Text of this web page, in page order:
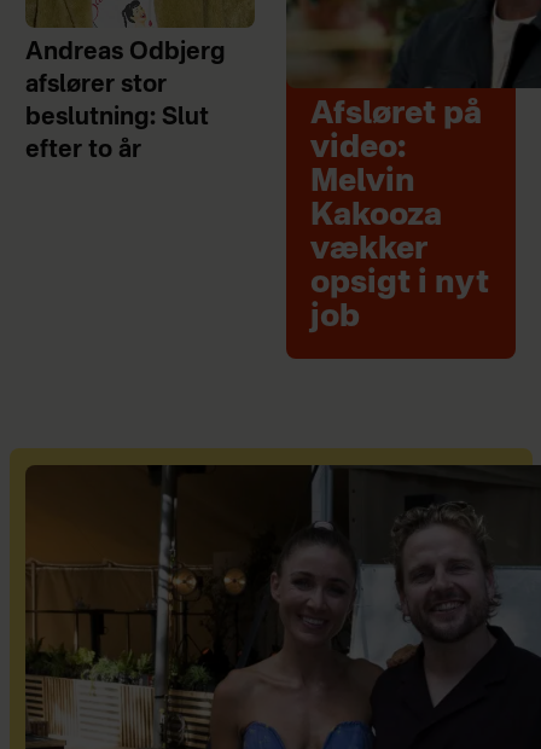
Andreas Odbjerg
afslører stor
beslutning: Slut
efter to år
Afsløret på
video:
Melvin
Kakooza
vækker
opsigt i nyt
job